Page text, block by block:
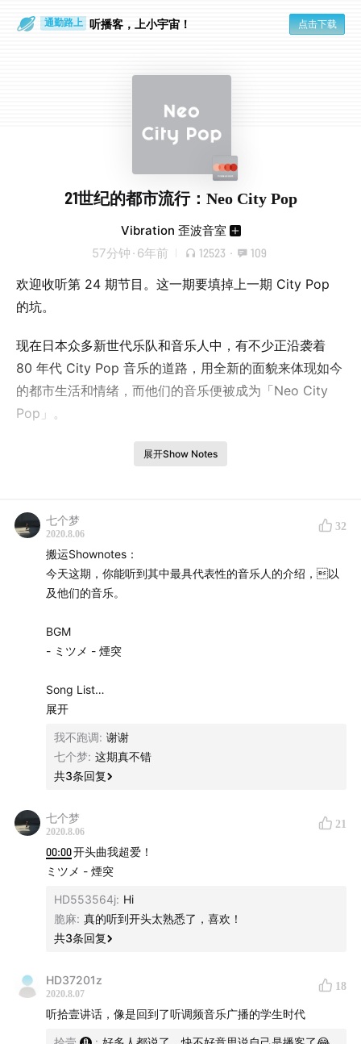
通勤路上 听播客，上小宇宙！ 点击下载
21世纪的都市流行：Neo City Pop
Vibration 歪波音室
57分钟 · 6年前 12523 · 109
欢迎收听第 24 期节目。这一期要填掉上一期 City Pop
的坑。
现在日本众多新世代乐队和音乐人中，有不少正沿袭着
80 年代 City Pop 音乐的道路，用全新的面貌来体现如今
的都市生活和情绪，而他们的音乐便被成为「Neo City
Pop」。
今天这期，你能听到其中最具代表性的音乐人的介绍，以
#BGM
– ミツメ – 煙突
#Song List
10:06Suchmos – Alright
Yogee New Waves (ヨギーニューウェーブス) –
40:09never young beach – STORY
47:24Vaundy – 東京フラッシュ
#Introduction
「Vibration 歪波音室」是一档以「音乐爱好者、乐迷」
🎯 商务、媒体合作：添加微信 rdlswl23333，请备注
来意
📬 如果有任何问题或反馈，欢迎评论留言或发电子邮件
至：relic_ice@icloud.com
展开Show Notes
七个梦
2020.8.06
32
搬运Shownotes：
今天这期，你能听到其中最具代表性的音乐人的介绍，以
及他们的音乐。
BGM
- ミツメ - 煙突
Song List
-10:06
29:42 Yogee New Waves (ヨギーニューウェーブス) -
Summer
40:09 never young beach - STORY
Introduction
「Vibration 歪波音室」是一档以「音乐爱好者、乐迷」的视
展开
我不跑调: 谢谢
七个梦: 这期真不错
共3条回复
七个梦
2020.8.06
21
00:00开头曲我超爱！
ミツメ - 煙突
HD553564j: Hi
脆麻: 真的听到开头太熟悉了，喜欢！
共3条回复
HD37201z
2020.8.07
18
听拾壹讲话，像是回到了听调频音乐广播的学生时代